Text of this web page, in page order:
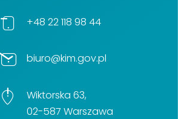
+48 22 118 98 44
biuro@kim.gov.pl
Wiktorska 63,
02-587 Warszawa